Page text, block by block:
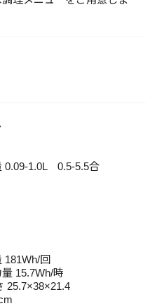
0.09-1.0L 0.5-5.5合
181Wh/回
15.7Wh/時
25.7×38×21.4